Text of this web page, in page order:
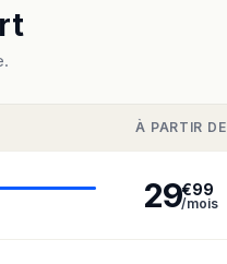
À PARTIR DE
29€99
/mois